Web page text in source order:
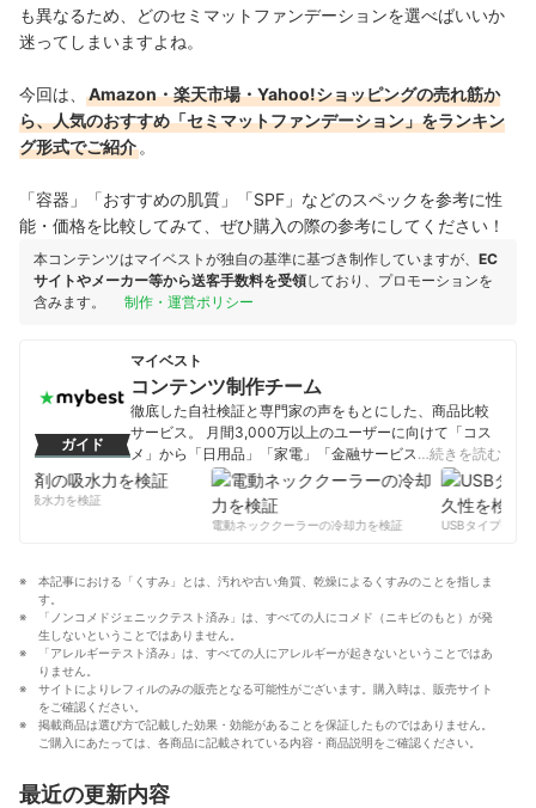
も異なるため、どのセミマットファンデーションを選べばいいか
迷ってしまいますよね。
今回は、
Amazon・楽天市場・Yahoo!ショッピングの売れ筋か
ら、人気のおすすめ「セミマットファンデーション」をランキン
グ形式でご紹介 。
「容器」「おすすめの肌質」「SPF」などのスペックを参考に性
能・価格を比較してみて、ぜひ購入の際の参考にしてください！
本コンテンツはマイベストが独自の基準に基づき制作していますが、 EC
サイトやメーカー等から送客手数料を受領しており、プロモーションを
含みます。
制作・運営ポリシー
ガイド
マイベスト
コンテンツ制作チーム
徹底した自社検証と専門家の声をもとにした、商品比較
サービス。 月間3,000万以上のユーザーに向けて「コス
メ」から「日用品」「家電」「金融サービス」まで、ベ
ストな商品を選んでもらうために、毎日コンテンツを制
コンテンツ制作チームのプロフィール
…続きを読む
の吸水力を検証
電動ネッククーラーの冷却力を検証
USBタイプCケー
本記事における「くすみ」とは、汚れや古い角質、乾燥によるくすみのことを指しま
す。
「ノンコメドジェニックテスト済み」は、すべての人にコメド（ニキビのもと）が発
生しないということではありません。
「アレルギーテスト済み」は、すべての人にアレルギーが起きないということではあ
りません。
サイトによりレフィルのみの販売となる可能性がございます。購入時は、販売サイト
をご確認ください。
掲載商品は選び方で記載した効果・効能があることを保証したものではありません。
ご購入にあたっては、各商品に記載されている内容・商品説明をご確認ください。
最近の更新内容